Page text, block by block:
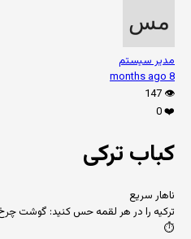
مدیر سیستم
8 months ago
👁️
147
❤️
0
کباب ترکی
ناهار سریع
ترکیه را در هر لقمه حس کنید: گوشت
⏱️